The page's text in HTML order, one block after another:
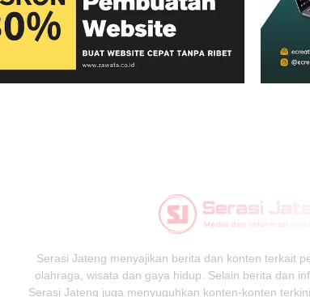
Serasi Jateng menyajikan berita dan konten terkait
olahraga, wisata dan gaya hidup. Selain berita dan
Serasi Jateng juga menyuguhkan konten-konten